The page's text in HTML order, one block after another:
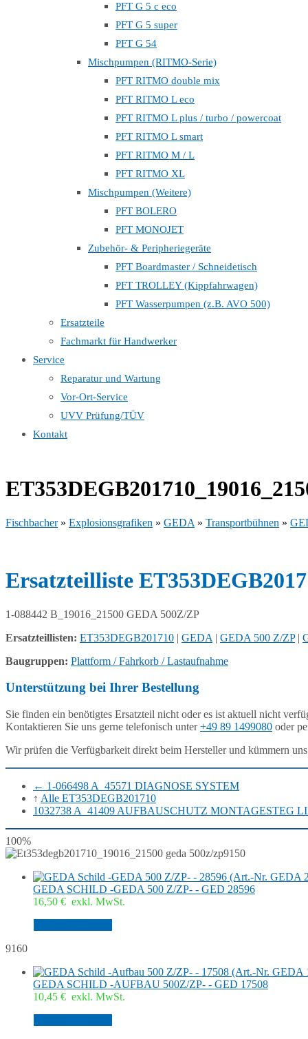
PFT G 5 c eco
PFT G 5 super
PFT G 54
Mischpumpen (RITMO-Serie)
PFT RITMO double mix
PFT RITMO L eco
PFT RITMO L plus / turbo / powercoat
PFT RITMO L smart
PFT RITMO M / L
PFT RITMO XL
Mischpumpen (Weitere)
PFT BOLERO
PFT MONOJET
Zubehör- & Peripheriegeräte
PFT Boardmaster / Schneidetisch
PFT TROLLEY (Kippfahrwagen)
PFT Wasserpumpen (z.B. AVO 500)
Ersatzteile
Fachmarkt für Handwerker
Service
Reparatur und Wartung
Vor-Ort-Service
UVV Prüfung/TÜV
Kontakt
Fischbacher» Explosionsgrafiken » GEDA » Transportbühnen »
Ersatzteilliste
1-088442 B_19016_21500 GEDA 500Z/ZP
Ersatzteillisten: ET353DEGB201710 | GEDA | GEDA 500 Z/ZP|
Baugruppen: Plattform / Fahrkorb / Lastaufnahme
Unterstützung bei Ihrer Bestellung
Sie finden ein benötigtes Ersatzteil nicht oder es ist aktuell nicht
Kontaktieren Sie uns gerne telefonisch unter+49 89 1499080 oder
Wir prüfen die Verfügbarkeit direkt beim Hersteller und kümmern
← 1-066498 A_45571 DIAGNOSE SYSTEM
↑ Alle ET353DEGB201710
1032738 A_41409 AUFBAUSCHUTZ MONTAGESTEG
100%
9150
GEDA SCHILD -GEDA 500 Z/ZP- - GED 28596
16,50 € exkl. MwSt.
9160
GEDA SCHILD -AUFBAU 500Z/ZP- - GED 17508
10,45 € exkl. MwSt.